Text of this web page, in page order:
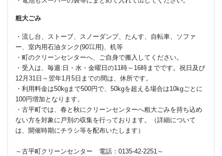
粗大ごみ
・流し台、ストーブ、スノーダンプ、たんす、自転車、ソファ
ー、室内用石油タンク(90㍑用)、机等
・町のクリーンセンターへ、ご自身で搬入してください。
・受入は、毎週:日・水・金曜日の11時～16時までです。祝日及び
12月31日～翌年1月5日までの間は、休所です。
・利用料金は50kgまで500円で、50kgを超える場合は10kgごとに
100円増加となります。
・古平町では、春と秋にクリーンセンターへ粗大ごみを持ち込め
ない方を対象に戸別の収集を行っております。（詳細について
は、開催時期にチラシ等を配布いたします）
～古平町クリーンセンター 電話：0135-42-2251～